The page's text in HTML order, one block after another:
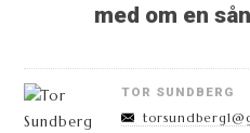
med om en
TOR SUNDBERG